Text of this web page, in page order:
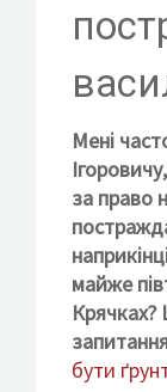
Мені
за право
майже
бути